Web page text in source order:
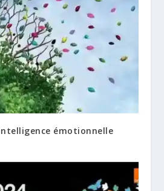
émotionnelle